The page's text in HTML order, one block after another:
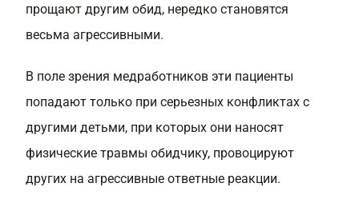
прощают другим обид, нередко становятся
весьма агрессивными.
В поле зрения медработников эти пациенты
попадают только при серьезных конфликтах с
другими детьми, при которых они наносят
физические травмы обидчику, провоцируют
других на агрессивные ответные реакции.